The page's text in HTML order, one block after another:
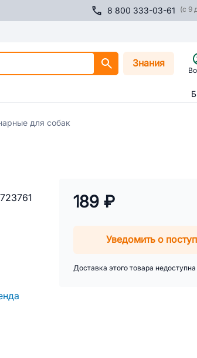
8 800 333-03-61 (с 9
Знания
для собак
189 ₽
Уведомить о
Доставка этого товара недоступна